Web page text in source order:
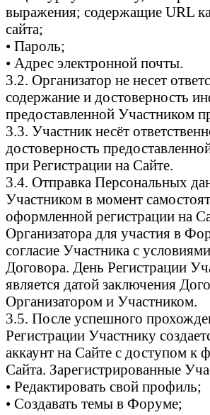
выражения; содержащие URL
сайта;
• Пароль;
• Адрес электронной почты.
3.2. Организатор не несет
содержание и достоверность
предоставленной Участником
3.3. Участник несёт
достоверность
при Регистрации на Сайте.
3.4. Отправка Персональных
Участником в момент
оформленной регистрации на
Организатора для участия в
согласие Участника с
Договора. День Регистрации
является датой заключения
Организатором и Участником.
3.5. После успешного
Регистрации Участнику
аккаунт на Сайте с доступом к
Сайта. Зарегистрированные
• Редактировать свой профиль;
• Создавать темы в Форуме;